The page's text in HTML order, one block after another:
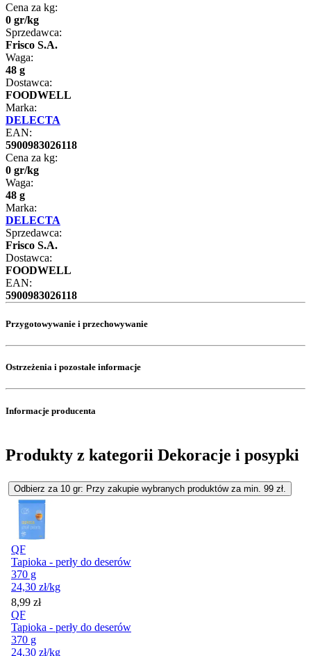
Cena za kg:
0 gr/kg
Sprzedawca:
Frisco S.A.
Waga:
48 g
Dostawca:
FOODWELL
Marka:
DELECTA
EAN:
5900983026118
Cena za kg:
0 gr/kg
Waga:
48 g
Marka:
DELECTA
Sprzedawca:
Frisco S.A.
Dostawca:
FOODWELL
EAN:
5900983026118
Przygotowywanie i przechowywanie
Ostrzeżenia i pozostałe informacje
Informacje producenta
Produkty z kategorii Dekoracje i posypki
Odbierz za 10 gr: Przy zakupie wybranych produktów za min. 99 zł.
QF
Tapioka - perły do deserów
370 g
24,30 zł/kg
Cena
8,99 zł
QF
Tapioka - perły do deserów
370 g
24,30 zł/kg